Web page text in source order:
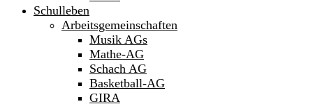
Schulleben
Arbeitsgemeinschaften
Musik AGs
Mathe-AG
Schach AG
Basketball-AG
GIRA